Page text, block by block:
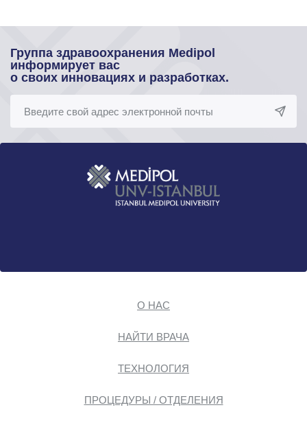
Группа здравоохранения Medipol
информирует вас
о своих инновациях и разработках.
О НАС
НАЙТИ ВРАЧА
ТЕХНОЛОГИЯ
ПРОЦЕДУРЫ / ОТДЕЛЕНИЯ